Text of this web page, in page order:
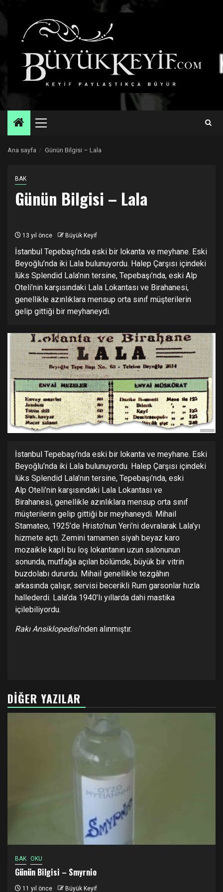
Primary
Ana sayfa Günün Bilgisi – Lala
BAK
Günün Bilgisi – Lala
13 yıl önce Büyük Keyif
İstanbul Tepebaşı’nda eski bir lokanta ve meyhane. Eski
Beyoğlu’nda iki Lala bulunuyordu. Halep Çarşısı içindeki
lüks Splendid Lala’nın tersine, Tepebaşı’nda, eski Alp
Oteli’nin karşısındaki Lala Lokantası ve Birahanesi,
genellikle azınlıklara mensup orta sınıf müşterilerin
gelip gittiği bir meyhaneydi.
İstanbul Tepebaşı’nda eski bir lokanta ve meyhane. Eski
Beyoğlu’nda iki Lala bulunuyordu. Halep Çarşısı içindeki
lüks Splendid Lala’nın tersine, Tepebaşı’nda, eski
Alp Oteli’nin karşısındaki Lala Lokantası ve
Birahanesi, genellikle azınlıklara mensup orta sınıf
müşterilerin gelip gittiği bir meyhaneydi. Mihail
Stamateo, 1925’de Hristo’nun Yeri’ni devralarak Lala’yı
hizmete açtı. Zemini tamamen siyah beyaz karo
mozaikle kaplı bu loş lokantanın uzun salonunun
sonunda, mutfağa açılan bölümde, büyük bir vitrin
buzdolabı dururdu. Mihail genellikle tezgâhın
arkasında çalışır, servisi becerikli Rum garsonlar hızla
hallederdi. Lala’da 1940’lı yıllarda dahi mastika
içilebiliyordu.
Rakı Ansiklopedisi‘nden alınmıştır.
DIĞER YAZILAR
BAK OKU
Günün Bilgisi – Smyrnio
11 yıl önce Büyük Keyif